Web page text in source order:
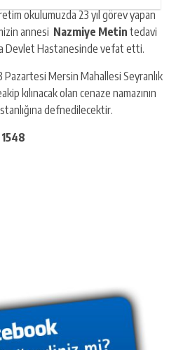
okulumuzda 23 yıl görev yapan
annesi Nazmiye Metin tedavi
Devlet Hastanesinde vefat etti.
Mersin Mahallesi Seyranlık
kılınacak olan cenaze namazının
defnedilecektir.